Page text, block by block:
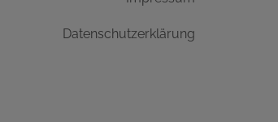
Datenschutzerklärung